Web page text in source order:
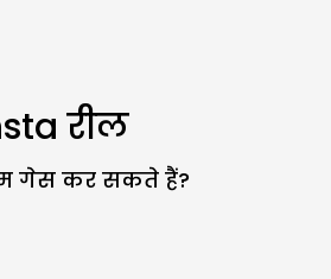
रील
गेस कर सकते हैं?